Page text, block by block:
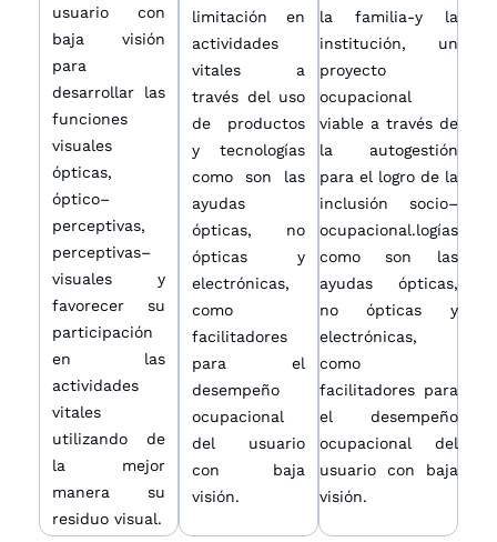
usuario con
baja visión
para
desarrollar las
funciones
visuales
ópticas,
óptico–
perceptivas,
perceptivas–
visuales y
favorecer su
participación
en las
actividades
vitales
utilizando de
la mejor
manera su
residuo visual.
limitación en
actividades
vitales a
través del uso
de productos
y tecnologías
como son las
ayudas
ópticas, no
ópticas y
electrónicas,
como
facilitadores
para el
desempeño
ocupacional
del usuario
con baja
visión.
la familia-y la
institución, un
proyecto
ocupacional
viable a través de
la autogestión
para el logro de la
inclusión socio–
ocupacional.logías
como son las
ayudas ópticas,
no ópticas y
electrónicas,
como
facilitadores para
el desempeño
ocupacional del
usuario con baja
visión.